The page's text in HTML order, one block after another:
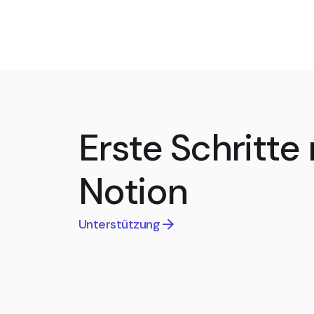
Erste Schritte
Notion
Unterstützung